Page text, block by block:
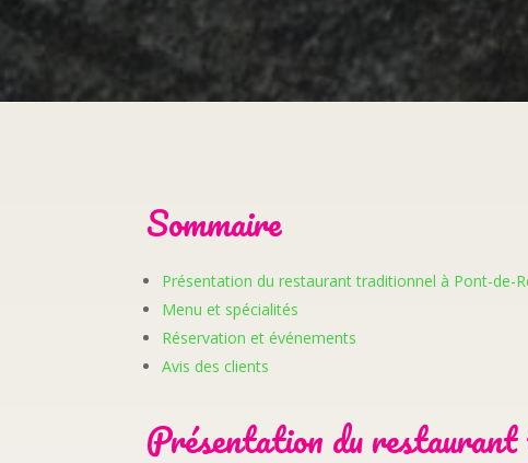
Sommaire
Présentation du restaurant traditionnel à Pont-de-
Menu et spécialités
Réservation et événements
Avis des clients
Présentation du